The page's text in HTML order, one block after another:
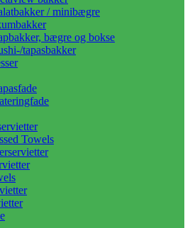
/ minibægre
bægre og bokse
tapasbakker
Towels